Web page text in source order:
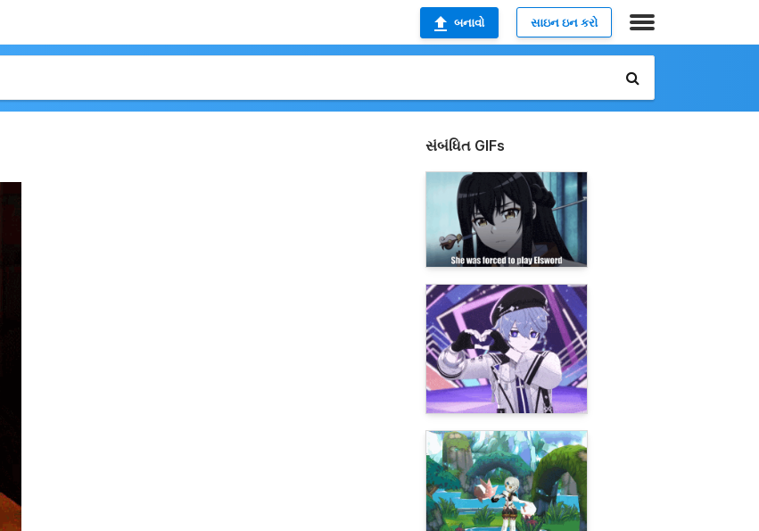
બનાવો સાઇન ઇન કરો
સંબંધિત GIFs